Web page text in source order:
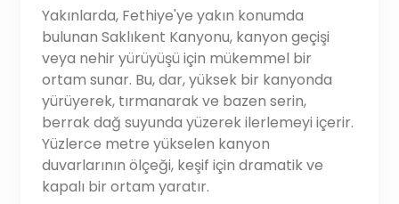
Yakınlarda, Fethiye'ye yakın konumda
bulunan Saklıkent Kanyonu, kanyon geçişi
veya nehir yürüyüşü için mükemmel bir
ortam sunar. Bu, dar, yüksek bir kanyonda
yürüyerek, tırmanarak ve bazen serin,
berrak dağ suyunda yüzerek ilerlemeyi içerir.
Yüzlerce metre yükselen kanyon
duvarlarının ölçeği, keşif için dramatik ve
kapalı bir ortam yaratır.